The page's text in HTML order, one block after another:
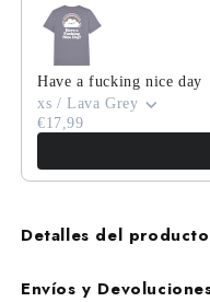
Have a fucking nice day
xs / Lava Grey
€17,99
Detalles del producto
Envíos y